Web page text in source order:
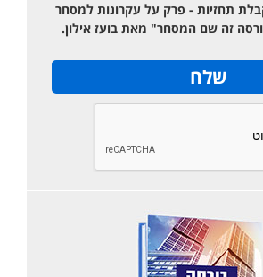
תחזיות - פרק על עקרונות למסחר
זה שם המסחר" מאת בועז אילון.